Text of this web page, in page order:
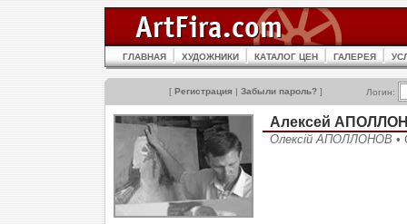
ГЛАВНАЯ ХУДОЖНИКИ КАТАЛОГ ЦЕН ГАЛЕРЕЯ
[ Регистрация | Забыли пароль? ] Логин:
Алексей
Олексій АПОЛЛОНОВ •